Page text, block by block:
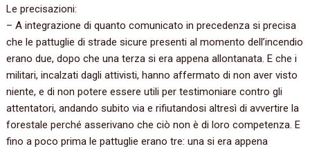
Le precisazioni:
– A integrazione di quanto comunicato in precedenza si precisa
che le pattuglie di strade sicure presenti al momento dell’incendio
erano due, dopo che una terza si era appena allontanata. E che i
militari, incalzati dagli attivisti, hanno affermato di non aver visto
niente, e di non potere essere utili per testimoniare contro gli
attentatori, andando subito via e rifiutandosi altresì di avvertire la
forestale perché asserivano che ciò non è di loro competenza. E
fino a poco prima le pattuglie erano tre: una si era appena